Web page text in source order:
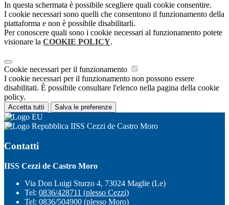
In questa schermata è possibile scegliere quali cookie consentire.
I cookie necessari sono quelli che consentono il funzionamento della
piattaforma e non è possibile disabilitarli.
Per conoscere quali sono i cookie necessari al funzionamento potete
visionare la COOKIE POLICY.
Cookie necessari per il funzionamento
I cookie necessari per il funzionamento non possono essere
disabilitati. È possibile consultare l'elenco nella pagina della cookie
policy.
Accetta tutti Salva le preferenze
IISS Cezzi de Castro Moro
Contatti
IISS Cezzi de Castro Moro
Via Don Luigi Sturzo 4, 73024 Maglie (Le)
Tel: 0836/428711 (plesso Cezzi)
Tel: 0836/504900 (plesso Moro)